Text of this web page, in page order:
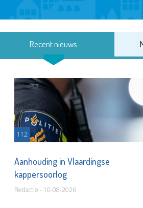
Recent nieuws
112
Aanhouding in Vlaardingse
kappersoorlog
Redactie - 10-08-2026